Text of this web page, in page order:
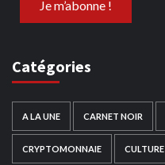
Catégories
A LA UNE CARNET NOIR
CRYPTOMONNAIE CULTURE